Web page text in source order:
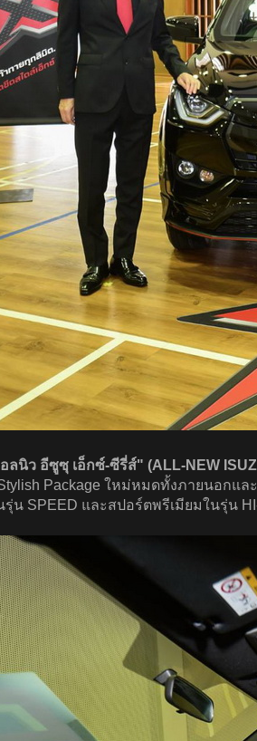
ลนิว อีซูซุ เอ็กซ์-ซีรี่ส์" (ALL-NEW
Package ใหม่หมดทั้งภายนอก
น SPEED และสปอร์ตพรีเมียมในรุ่น